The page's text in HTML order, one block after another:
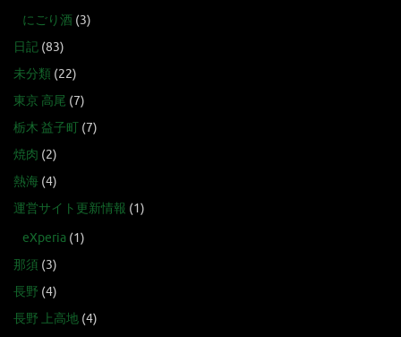
にごり酒 (3)
日記 (83)
未分類 (22)
東京 高尾 (7)
栃木 益子町 (7)
焼肉 (2)
熱海 (4)
運営サイト更新情報 (1)
eXperia (1)
那須 (3)
長野 (4)
長野 上高地 (4)